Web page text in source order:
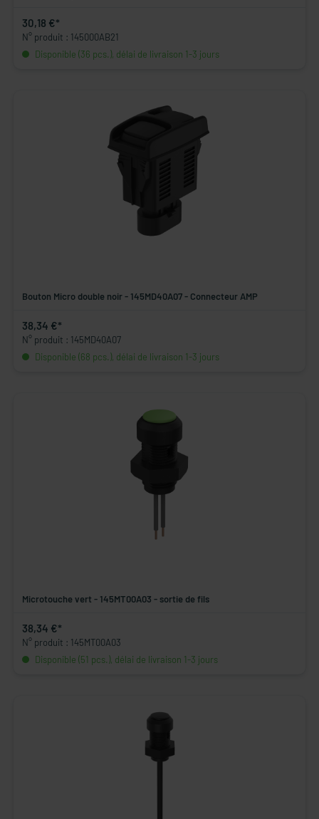
30,18 €*
N° produit : 145000AB21
Disponible (36 pcs.), délai de livraison 1-3 jours
Bouton Micro double noir - 145MD40A07 - Connecteur AMP
38,34 €*
N° produit : 145MD40A07
Disponible (68 pcs.), délai de livraison 1-3 jours
Microtouche vert - 145MT00A03 - sortie de fils
38,34 €*
N° produit : 145MT00A03
Disponible (51 pcs.), délai de livraison 1-3 jours